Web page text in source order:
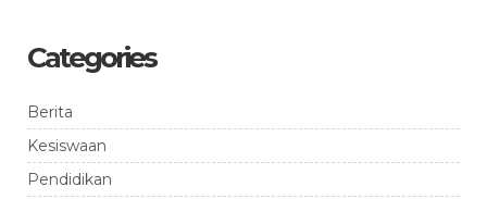
Categories
Berita
Kesiswaan
Pendidikan